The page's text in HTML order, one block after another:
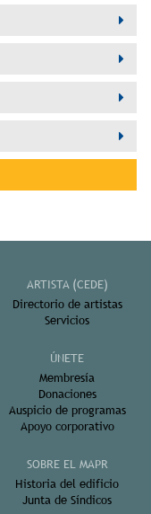
ARTISTA (CEDE)
Directorio de artistas
Servicios
ÚNETE
Membresía
Donaciones
Auspicio de programas
Apoyo corporativo
SOBRE EL MAPR
Historia del edificio
Junta de Síndicos